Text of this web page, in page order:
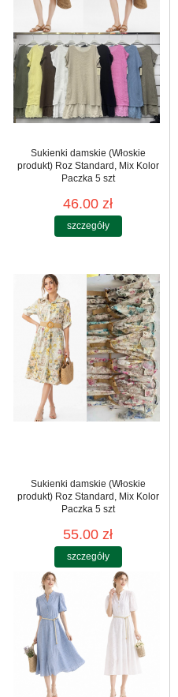
Sukienki damskie (Włoskie
produkt) Roz Standard, Mix Kolor
Paczka 5 szt
46.00 zł
szczegóły
Sukienki damskie (Włoskie
produkt) Roz Standard, Mix Kolor
Paczka 5 szt
55.00 zł
szczegóły